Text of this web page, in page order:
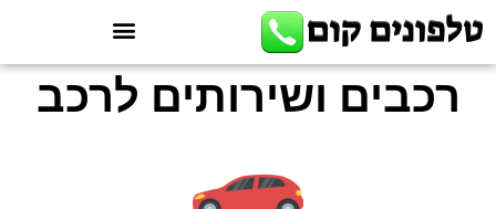
רכבים ושירותים לרכב